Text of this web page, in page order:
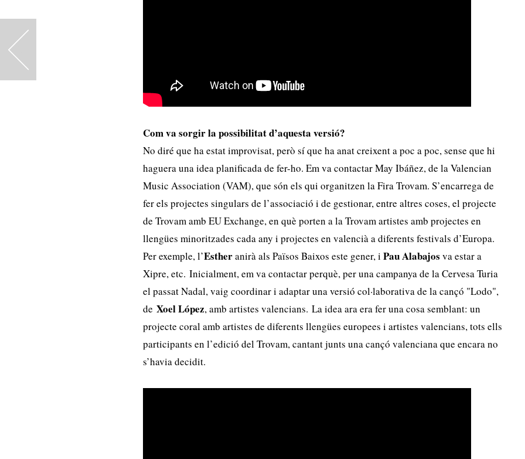
<
Com va sorgir la possibilitat d’aquesta versió?
No diré que ha estat improvisat, però sí que ha anat creixent a poc a poc, sense que hi
haguera una idea planificada de fer-ho. Em va contactar May Ibáñez, de la Valencian
Music Association (VAM), que són els qui organitzen la Fira Trovam. S’encarrega de
fer els projectes singulars de l’associació i de gestionar, entre altres coses, el projecte
de Trovam amb EU Exchange, en què porten a la Trovam artistes amb projectes en
llengües minoritzades cada any i projectes en valencià a diferents festivals d’Europa.
Per exemple, l’Estheranirà als Països Baixos este gener, iPau Alabajos va estar a
Xipre, etc. Inicialment, em va contactar perquè, per una campanya de la Cervesa Turia
el passat Nadal, vaig coordinar i adaptar una versió col·laborativa de la cançó "Lodo",
deXoel López, amb artistes valencians. La idea ara era fer una cosa semblant: un
projecte coral amb artistes de diferents llengües europees i artistes valencians, tots ells
participants en l’edició del Trovam, cantant junts una cançó valenciana que encara no
s’havia decidit.